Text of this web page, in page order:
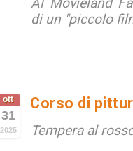
di un "piccolo
ott
31
2025
Corso di
Tempera al